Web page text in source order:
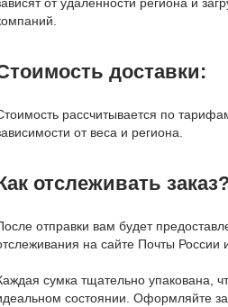
от удаленности региона и
доставки:
рассчитывается по
от веса и региона.
отслеживать заказ?
отправки вам будет
на сайте Почты России
сумка тщательно упакована,
состоянии. Оформляйте